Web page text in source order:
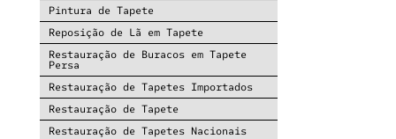
Pintura de Tapete
Reposição de Lã em Tapete
Restauração de Buracos em Tapete
Persa
Restauração de Tapetes Importados
Restauração de Tapete
Restauração de Tapetes Nacionais